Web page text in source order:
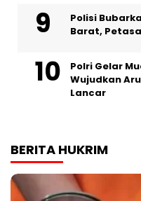
Polisi
Barat,
Polri Gelar
Wujudkan
Lancar
BERITA HUKRIM